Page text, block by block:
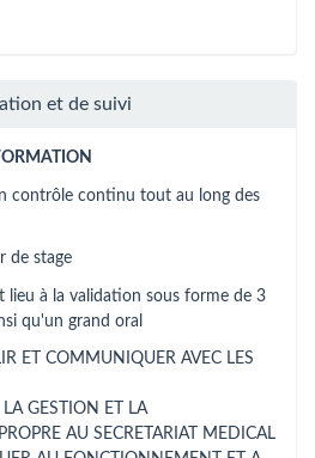
et de suivi
contrôle continu tout au long des
de stage
lieu à la validation sous forme de 3
qu'un grand oral
ET COMMUNIQUER AVEC LES
LA GESTION ET LA
AU SECRETARIAT MEDICAL